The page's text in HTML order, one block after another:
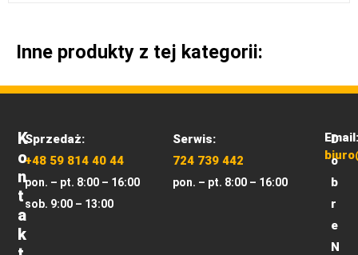
Inne produkty z tej kategorii:
K
O
N
T
A
K
Sprzedaż:
+48 59 814 40 44
pon. – pt. 8:00 – 16:00
sob. 9:00 – 13:00
Serwis:
724 739 442
pon. – pt. 8:00 – 16:00
Email:
D
o
b
r
e
N